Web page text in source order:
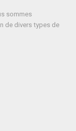
sommes
de divers types de